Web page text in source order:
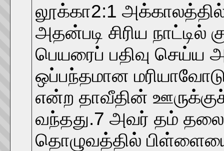
லூக்கா2:1
அதன்படி சிரிய
பெயரைப் பதிவு செய்ய
ஒப்பந்தமான
என்ற தாவீதின் ஊருக்குச்
வந்தது.7 அவர் தம்
தொழுவத்தில்